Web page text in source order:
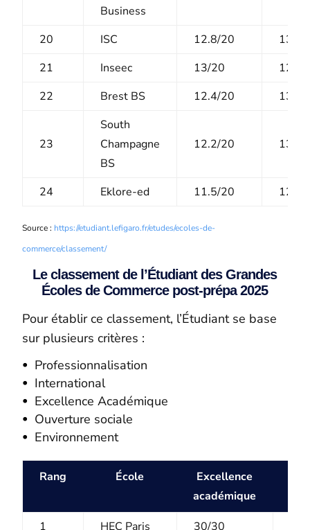
Business
20 ISC 12.8/20
13.9/
21
Inseec 13/20
12.7/
22
Brest BS 12.4/20 13.3/
23
South
Champagne
BS
12.2/20 13.7/
24 Eklore-ed 11.5/20 12.9/
Source : https://etudiant.lefigaro.fr/etudes/ecoles-de-
commerce/classement/
Le classement de l’Étudiant des Grandes
Écoles de Commerce post-prépa 2025
Pour établir ce classement, l’Étudiant se base
sur plusieurs critères :
Professionnalisation
International
Excellence Académique
Ouverture sociale
Environnement
Rang École
Excellence
académique
1 HEC Paris 30/30